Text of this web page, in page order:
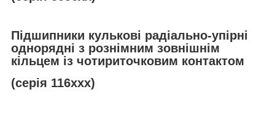
Підшипники кулькові радіально-упірні
однорядні з рознімним зовнішнім
кільцем із чотириточковим контактом
(серія 116ххх)